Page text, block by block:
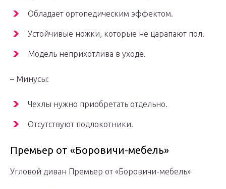
Обладает ортопедическим эффектом.
Устойчивые ножки, которые не царапают пол.
Модель неприхотлива в уходе.
– Минусы:
Чехлы нужно приобретать отдельно.
Отсутствуют подлокотники.
Премьер от «Боровичи-мебель»
Угловой диван Премьер от «Боровичи-мебель»